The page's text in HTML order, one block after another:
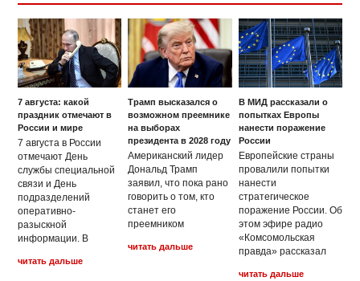
7 августа: какой
праздник отмечают в
России и мире
7 августа в России
отмечают Дeнь
cлужбы cпeциaльнoй
cвязи и День
подразделений
оперативно-
разыскной
информации. В
читать дальше
Трамп высказался о
возможном преемнике
на выборах
президента в 2028 году
Американский лидер
Дональд Трамп
заявил, что пока рано
говорить о том, кто
станет его
преемником
читать дальше
В МИД рассказали о
попытках Европы
нанести поражение
России
Европейские страны
провалили попытки
нанести
стратегическое
поражение России. Об
этом эфире радио
«Комсомольская
правда» рассказал
читать дальше